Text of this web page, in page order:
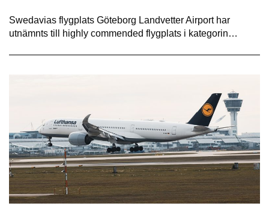
Swedavias flygplats Göteborg Landvetter Airport har
utnämnts till highly commended flygplats i kategorin…